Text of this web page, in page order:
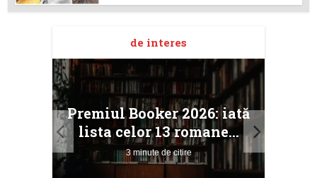
de interes
Premiul Booker 2026: iată
lista celor 13 romane...
3 minute de citire